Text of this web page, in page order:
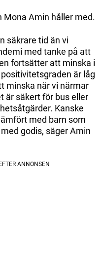
Mona Amin håller med.
säkrare tid än vi
med tanke på att
fortsätter att minska i
är låg
minska när vi närmar
är säkert för bus eller
Kanske
med barn som
godis, säger Amin